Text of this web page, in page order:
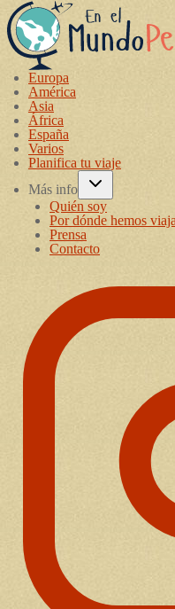
Europa
América
Asia
África
España
Varios
Planifica tu viaje
Más info
Quién soy
Por dónde hemos
Prensa
Contacto